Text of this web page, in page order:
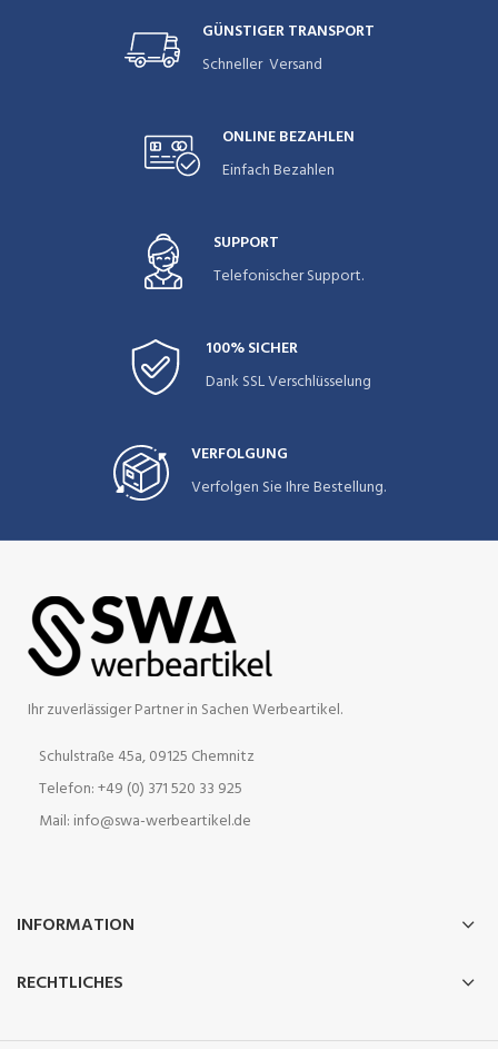
GÜNSTIGER TRANSPORT
Schneller Versand
ONLINE BEZAHLEN
Einfach Bezahlen
SUPPORT
Telefonischer Support.
100% SICHER
Dank SSL Verschlüsselung
VERFOLGUNG
Verfolgen Sie Ihre Bestellung.
Ihr zuverlässiger Partner in Sachen Werbeartikel.
Schulstraße 45a, 09125 Chemnitz
Telefon: +49 (0) 371 520 33 925
Mail: info@swa-werbeartikel.de
INFORMATION
RECHTLICHES